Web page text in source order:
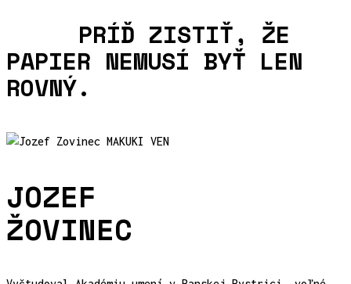
PRÍĎ ZISTIŤ, ŽE
PAPIER NEMUSÍ BYŤ LEN
ROVNÝ.
JOZEF
ŽOVINEC